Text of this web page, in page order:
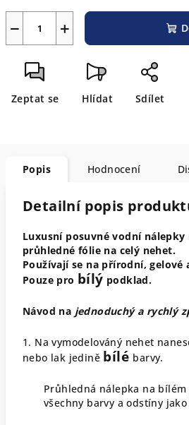
+
−
Zeptat se Hlídat Sdílet
Popis Hodnocení
Detailní popis
Luxusní posuvné vodní nálepky
průhledné fólie na celý nehet.
Používají se na přírodní, gelové
Pouze pro bílý podklad.
Návod na jednoduchý a rychlý
1. Na vymodelováný nehet
nebo lak jedině bílé barvy.
Průhledná nálepka na
všechny barvy a odstíny